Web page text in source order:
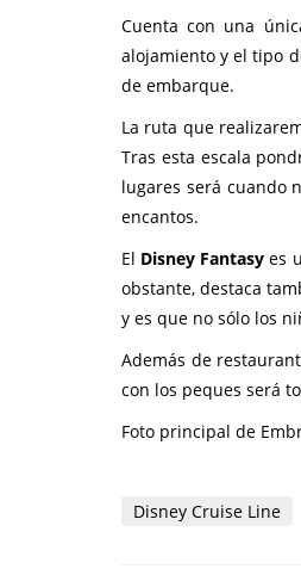
Cuenta con una
alojamiento y el tipo
de embarque.
La ruta que
Tras esta escala
lugares será cuando
encantos.
El Disney Fantasy es
obstante, destaca
y es que no sólo los
Además de
con los peques será
Foto principal de
Disney Cruise Line